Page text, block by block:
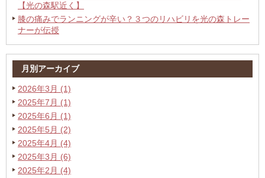
【光の森駅近く】
膝の痛みでランニングが辛い？３つのリハビリを光の森トレー
ナーが伝授
月別アーカイブ
2026年3月 (1)
2025年7月 (1)
2025年6月 (1)
2025年5月 (2)
2025年4月 (4)
2025年3月 (6)
2025年2月 (4)